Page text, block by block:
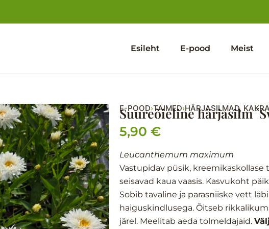
Esileht E-pood Meist
E-POOD›TAIMED›HÄRJASILMAD,
Suureõieline härjasilm
5,90 €
Leucanthemum maximum
Vastupidav püsik,
seisavad kaua vaasis. Kasvukoht
Sobib tavaline ja parasniiske vett
haiguskindlusega. Õitseb
järel. Meelitab aeda tolmeldajaid.